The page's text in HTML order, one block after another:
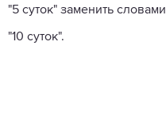
"5 суток" заменить словами
"10 суток".